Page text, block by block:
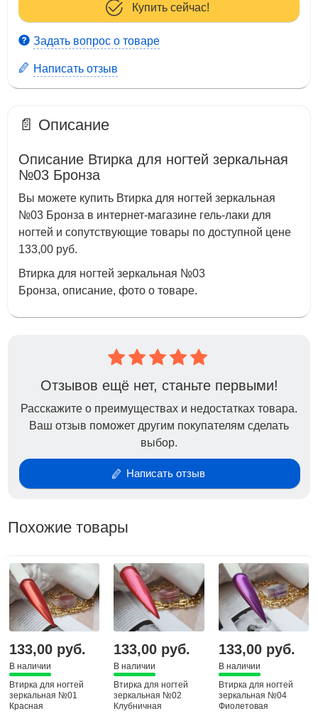
Купить сейчас!
Задать вопрос о товаре
Написать отзыв
📄 Описание
Описание Втирка для ногтей зеркальная
№03 Бронза
Вы можете купить Втирка для ногтей зеркальная
№03 Бронза в интернет-магазине гель-лаки для
ногтей и сопутствующие товары по доступной цене
133,00 руб.
Втирка для ногтей зеркальная №03
Бронза, описание, фото о товаре.
Отзывов ещё нет, станьте первыми!
Расскажите о преимуществах и недостатках товара.
Ваш отзыв поможет другим покупателям сделать
выбор.
Написать отзыв
Похожие товары
133,00 руб.
В наличии
Втирка для ногтей
зеркальная №01
Красная
133,00 руб.
В наличии
Втирка для ногтей
зеркальная №02
Клубничная
133,00 руб.
В наличии
Втирка для ногтей
зеркальная №04
Фиолетовая